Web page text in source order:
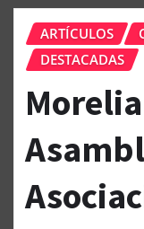
ARTÍCULOS
DESTACADAS